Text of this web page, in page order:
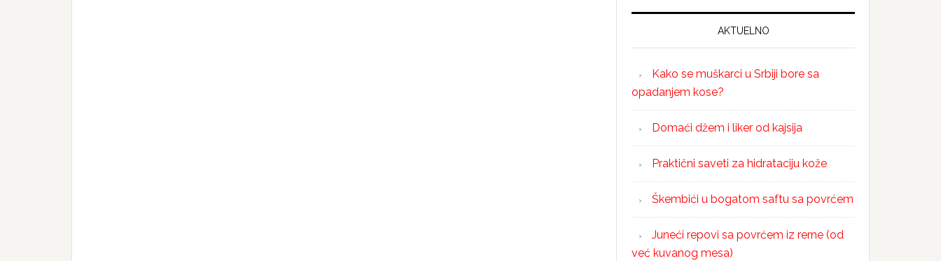
AKTUELNO
Kako se muškarci u Srbiji bore sa
opadanjem kose?
Domaći džem i liker od kajsija
Praktični saveti za hidrataciju kože
Škembići u bogatom saftu sa povrćem
Juneći repovi sa povrćem iz rerne (od
već kuvanog mesa)